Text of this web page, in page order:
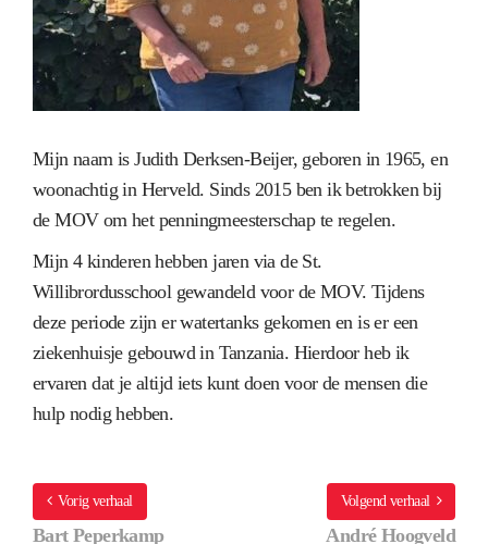
Mijn naam is Judith Derksen-Beijer, geboren in 1965, en
woonachtig in Herveld. Sinds 2015 ben ik betrokken bij
de MOV om het penningmeesterschap te regelen.
Mijn 4 kinderen hebben jaren via de St.
Willibrordusschool gewandeld voor de MOV. Tijdens
deze periode zijn er watertanks gekomen en is er een
ziekenhuisje gebouwd in Tanzania. Hierdoor heb ik
ervaren dat je altijd iets kunt doen voor de mensen die
hulp nodig hebben.
Vorig verhaal
Bart Peperkamp
Volgend verhaal
André Hoogveld